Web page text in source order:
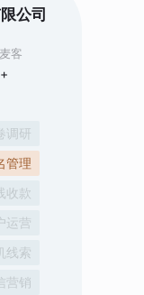
公司
客
调研
管理
收款
运营
线索
营销